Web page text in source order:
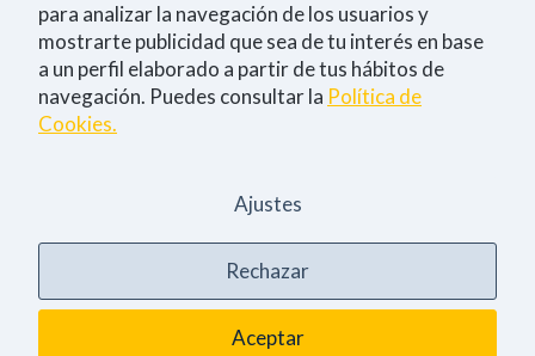
Tecnología Negocio Eventos
Empleo
Consiento la
Sí, quiero estar al día
Aviso legal Política de Privacidad Política de Cookies
English
Profile Software Services, S.L. 2025. Todos los derechos
para analizar la navegación de los usuarios y
mostrarte publicidad que sea de tu interés en base
a un perfil elaborado a partir de tus hábitos de
navegación. Puedes consultar la Política de
Cookies.
Ajustes
Rechazar
Aceptar
NID